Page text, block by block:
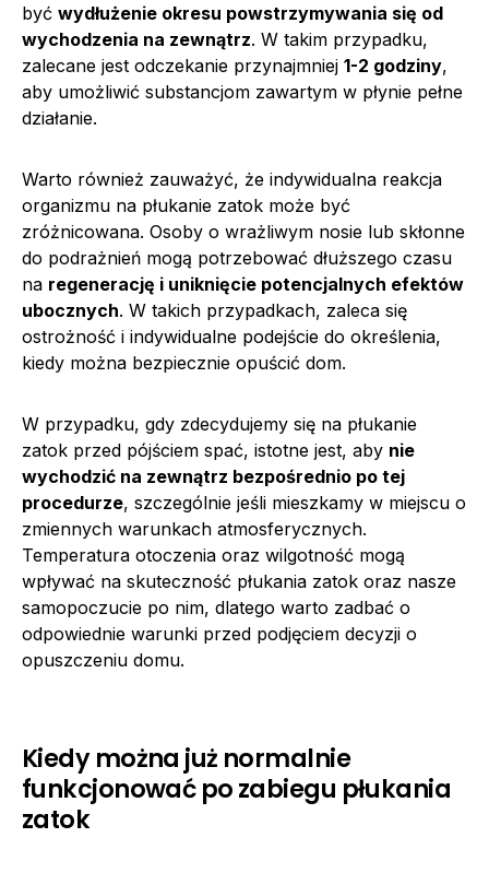
być wydłużenie okresu powstrzymywania się od
wychodzenia na zewnątrz. W takim przypadku,
zalecane jest odczekanie przynajmniej 1-2 godziny,
aby umożliwić substancjom zawartym w płynie pełne
działanie.
Warto również zauważyć, że indywidualna reakcja
organizmu na płukanie zatok może być
zróżnicowana. Osoby o wrażliwym nosie lub skłonne
do podrażnień mogą potrzebować dłuższego czasu
na regenerację i uniknięcie potencjalnych efektów
ubocznych. W takich przypadkach, zaleca się
ostrożność i indywidualne podejście do określenia,
kiedy można bezpiecznie opuścić dom.
W przypadku, gdy zdecydujemy się na płukanie
zatok przed pójściem spać, istotne jest, aby nie
wychodzić na zewnątrz bezpośrednio po tej
procedurze, szczególnie jeśli mieszkamy w miejscu o
zmiennych warunkach atmosferycznych.
Temperatura otoczenia oraz wilgotność mogą
wpływać na skuteczność płukania zatok oraz nasze
samopoczucie po nim, dlatego warto zadbać o
odpowiednie warunki przed podjęciem decyzji o
opuszczeniu domu.
Kiedy można już normalnie
funkcjonować po zabiegu płukania
zatok